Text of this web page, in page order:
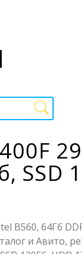
SSD
64Гб
и Авито,